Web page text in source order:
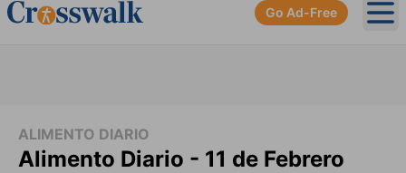
Go Ad-Free
ALIMENTO DIARIO
Alimento Diario - 11 de Febrero